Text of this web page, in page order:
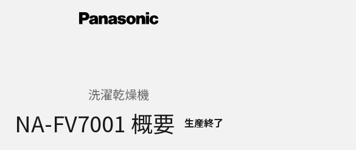
洗濯乾燥機
NA-FV7001 概要 生産終了